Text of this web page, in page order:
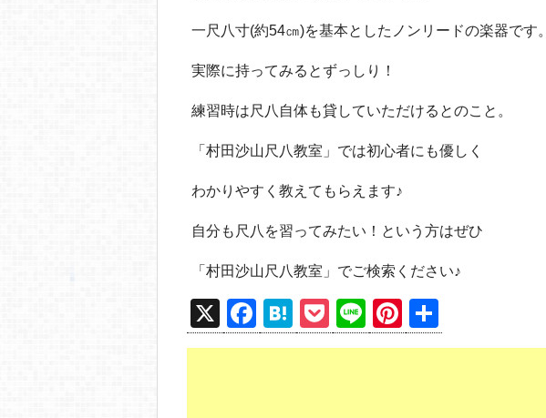
一尺八寸(約54㎝)を基本としたノンリードの楽器です。
実際に持ってみるとずっしり！
練習時は尺八自体も貸していただけるとのこと。
「村田沙山尺八教室」では初心者にも優しく
わかりやすく教えてもらえます♪
自分も尺八を習ってみたい！という方はぜひ
「村田沙山尺八教室」でご検索ください♪
X
F
a
H
at
P
o
Li
n
Pi
nt 有